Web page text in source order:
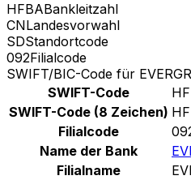
HFBABankleitzahl
CNLandesvorwahl
SDStandortcode
092Filialcode
SWIFT/BIC-Code für
SWIFT-Code
SWIFT-Code (8 Zeichen)
Filialcode
Name der Bank
Filialname